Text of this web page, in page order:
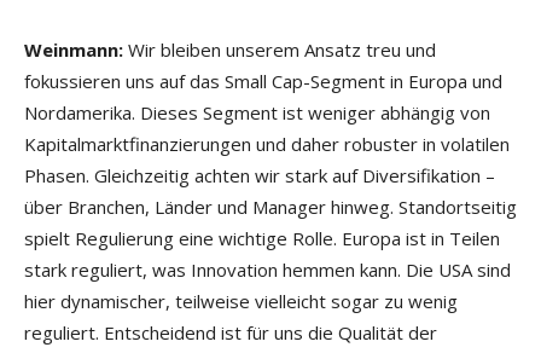
Weinmann: Wir bleiben unserem Ansatz treu und
fokussieren uns auf das Small Cap-Segment in Europa und
Nordamerika. Dieses Segment ist weniger abhängig von
Kapitalmarktfinanzierungen und daher robuster in volatilen
Phasen. Gleichzeitig achten wir stark auf Diversifikation –
über Branchen, Länder und Manager hinweg. Standortseitig
spielt Regulierung eine wichtige Rolle. Europa ist in Teilen
stark reguliert, was Innovation hemmen kann. Die USA sind
hier dynamischer, teilweise vielleicht sogar zu wenig
reguliert. Entscheidend ist für uns die Qualität der